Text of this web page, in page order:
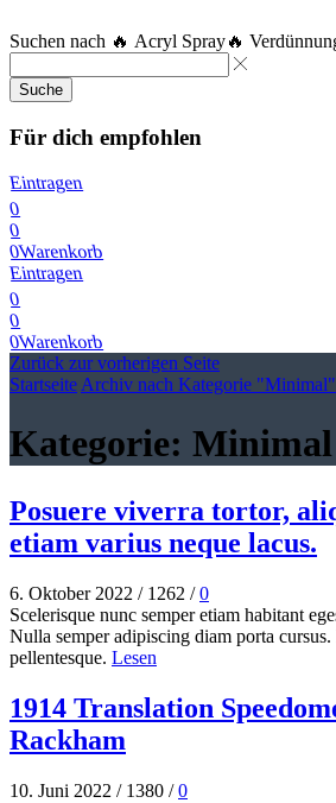
Suchen nach 🔥 Acryl Spray🔥
Suche
Für dich empfohlen
Eintragen
0
0
0Warenkorb
Eintragen
0
0
0Warenkorb
Zurück zur vorherigen Seite
StartseiteArchiv nach Kategorie "Minimal"
Kategorie: Minimal
Posuere viverra tortor,
etiam varius neque lacus.
6. Oktober 2022 / 1262 / 0
Scelerisque nunc semper etiam habitant
Nulla semper adipiscing diam porta
pellentesque. Lesen
1914 Translation
Rackham
10. Juni 2022 / 1380 / 0